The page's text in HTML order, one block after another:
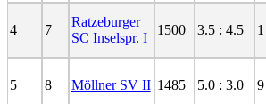
4 7
Ratzeburger
SC Inselspr. I
1500 3.5 : 4.5 1
5 8 Möllner SV II 1485 5.0 : 3.0 9